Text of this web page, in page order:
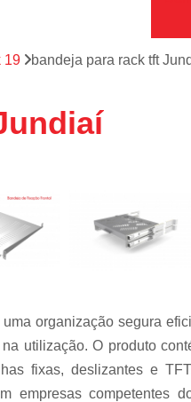
19 bandeja para rack tft
organização segura
utilização. O produto
fixas, deslizantes e
empresas competentes